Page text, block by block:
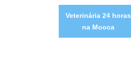
Veterinária 24 horas
na Mooca